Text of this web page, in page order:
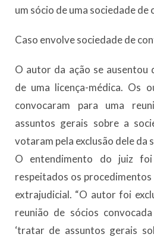
um sócio de uma sociedade de
Caso envolve sociedade de
O autor da ação se
de uma licença-médica. Os
convocaram para uma
assuntos gerais sobre a
votaram pela exclusão dele da
O entendimento do juiz
respeitados os procedimentos
extrajudicial. “O autor foi
reunião de sócios
‘tratar de assuntos gerais